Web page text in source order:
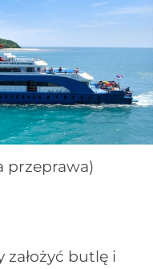
przeprawa)
założyć butlę i